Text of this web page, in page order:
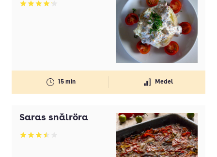
Betyg: 4.18 av 5
15 min Medel
Saras snålröra
Betyg: 3.49 av 5